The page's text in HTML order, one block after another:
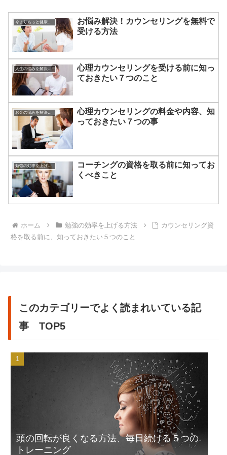
今よりもっと健康になる方法
お悩み解決！カウンセリングを無料で
受ける方法
人生の悩みを解決する方法
心理カウンセリングを受ける前に知っ
ておきたい７つのこと
お金の悩みを解決する方法
心理カウンセリングの料金や内容、知
っておきたい７つの事
勉強の効率を上げる方法
コーチングの資格を取る前に知ってお
くべきこと
ホーム 勉強の効率を上げる方法
カウンセリング資
格を取る前に、知っておきたい５つのこと
このカテゴリーでよく読まれいている記
事 TOP5
頭の回転が良くなる方法、毎日続ける５つの
トレーニング